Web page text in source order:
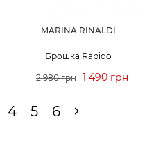
MARINA RINALDI
Брошка Rapido
2 980 грн 1 490 грн
4 5 6